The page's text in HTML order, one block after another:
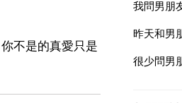
不是的真愛只是